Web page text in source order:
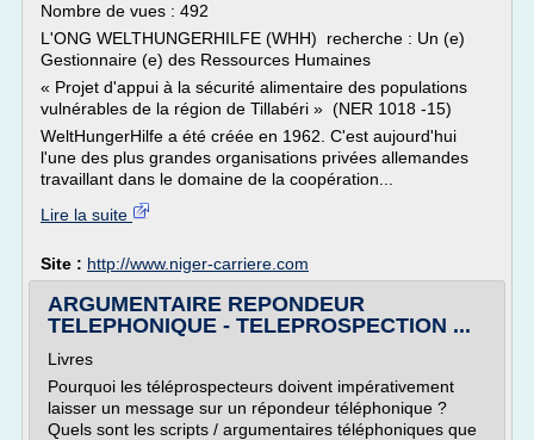
Nombre de vues : 492
L'ONG WELTHUNGERHILFE (WHH) recherche : Un (e)
Gestionnaire (e) des Ressources Humaines
« Projet d'appui à la sécurité alimentaire des populations
vulnérables de la région de Tillabéri » (NER 1018 -15)
WeltHungerHilfe a été créée en 1962. C'est aujourd'hui
l'une des plus grandes organisations privées allemandes
travaillant dans le domaine de la coopération...
Lire la suite
Site : http://www.niger-carriere.com
ARGUMENTAIRE REPONDEUR
TELEPHONIQUE - TELEPROSPECTION ...
Livres
Pourquoi les téléprospecteurs doivent impérativement
laisser un message sur un répondeur téléphonique ?
Quels sont les scripts / argumentaires téléphoniques que